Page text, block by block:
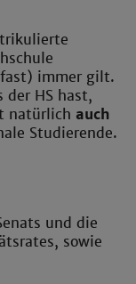
immer gilt.
der HS hast,
natürlich auch
Studierende.
und die
sowie